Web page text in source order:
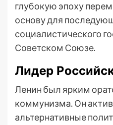
глубокую эпоху
основу для
социалистического
Советском Союзе.
Лидер
Ленин был ярким
коммунизма. Он
альтернативные